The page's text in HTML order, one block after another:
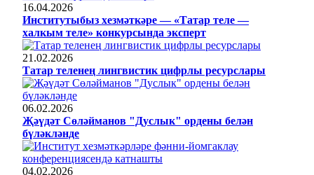
16.04.2026
Институтыбыз хезмәткәре — «Татар теле —
халкым теле» конкурсында эксперт
21.02.2026
Татар теленең лингвистик цифрлы ресурслары
06.02.2026
Җәүдәт Сөләйманов "Дуслык" ордены белән
бүләкләнде
04.02.2026